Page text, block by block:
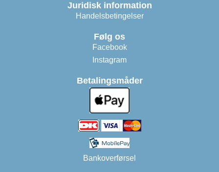
Juridisk information
Handelsbetingelser
Følg os
Facebook
Instagram
Betalingsmåder
Bankoverførsel